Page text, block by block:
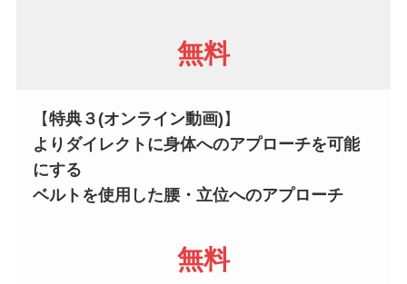
無料
【特典３(オンライン動画) 】
よりダイレクトに身体へのアプローチを可能
にする
ベルトを使用した腰・立位へのアプローチ
無料